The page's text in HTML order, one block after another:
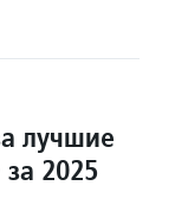
лучшие
2025